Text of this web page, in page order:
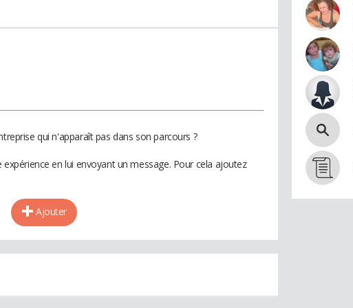
qui n'apparaît pas dans son parcours ?
en lui envoyant un message. Pour cela ajoutez
Ajouter